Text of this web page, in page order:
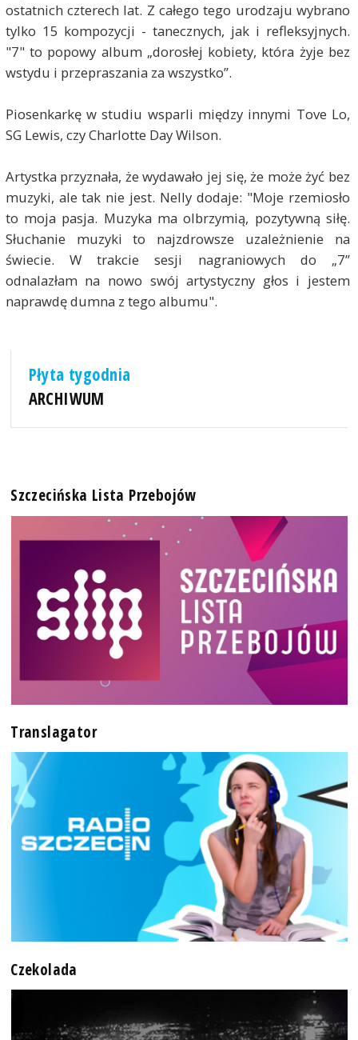
ostatnich czterech lat. Z całego tego urodzaju wybrano
tylko 15 kompozycji - tanecznych, jak i refleksyjnych.
"7" to popowy album „dorosłej kobiety, która żyje bez
wstydu i przepraszania za wszystko”.
Piosenkarkę w studiu wsparli między innymi Tove Lo,
SG Lewis, czy Charlotte Day Wilson.
Artystka przyznała, że wydawało jej się, że może żyć bez
muzyki, ale tak nie jest. Nelly dodaje: "Moje rzemiosło
to moja pasja. Muzyka ma olbrzymią, pozytywną siłę.
Słuchanie muzyki to najzdrowsze uzależnienie na
świecie. W trakcie sesji nagraniowych do „7”
odnalazłam na nowo swój artystyczny głos i jestem
naprawdę dumna z tego albumu".
Płyta tygodnia
ARCHIWUM
Szczecińska Lista Przebojów
Translagator
Czekolada